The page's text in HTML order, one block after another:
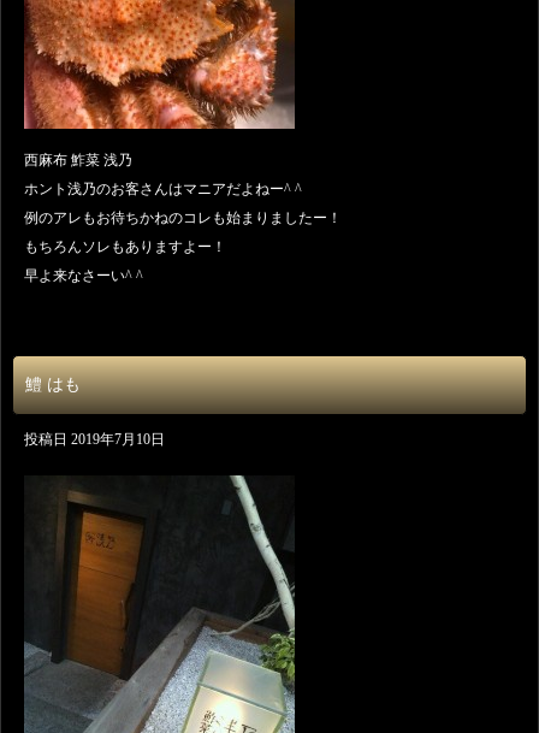
西麻布 鮓菜 浅乃
ホント浅乃のお客さんはマニアだよねー^ ^
例のアレもお待ちかねのコレも始まりましたー！
もちろんソレもありますよー！
早よ来なさーい^ ^
鱧 はも
投稿日 2019年7月10日